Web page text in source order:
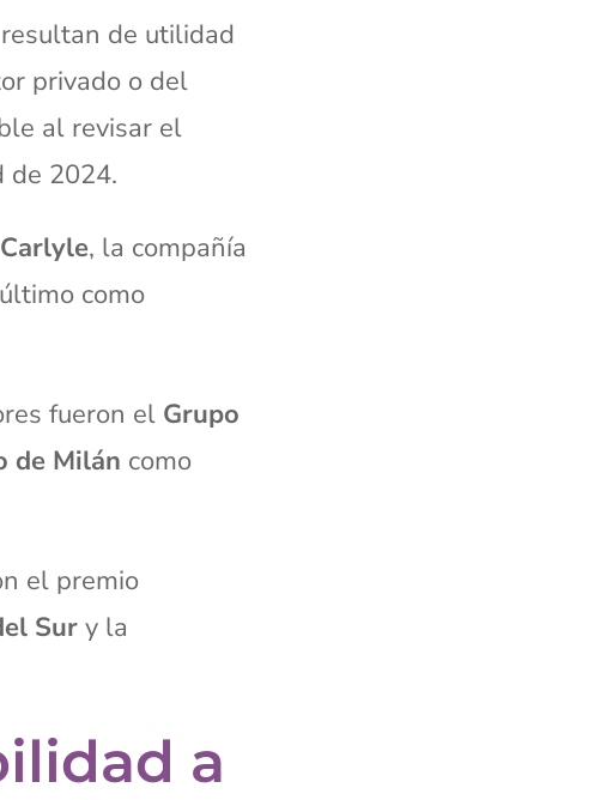
resultan de utilidad
privado o del
al revisar el
de 2024.
, la compañía
como
fueron el Grupo
de Milán como
el premio
Sur y la
a